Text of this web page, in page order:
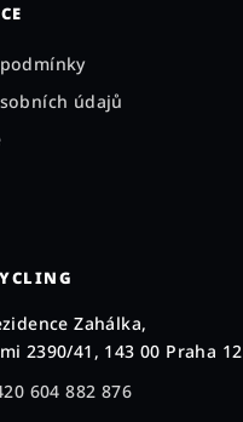
údajů
Zahálka,
2390/41, 143 00 Praha 12
604 882 876